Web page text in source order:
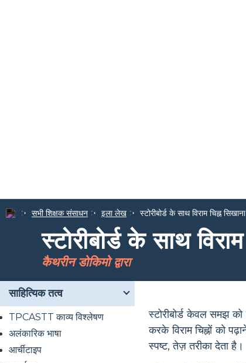
सभी शिक्षक संसाधन इला लेख स्टोरीबोर्ड के साथ विराम चिह्न सिखाना
स्टोरीबोर्ड के साथ
कैथरीन डोकिमो द्वारा
साहित्यिक तत्व
TPCASTT काव्य विश्लेषण
अलंकारिक भाषा
आर्चीटाइप
स्टोरीबोर्ड केवल समझ
करके विराम चिह्नों को
स्पष्ट, तेज़ तरीका देता है।